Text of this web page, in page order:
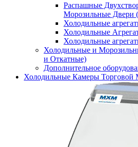
Распашные
Морозильные Двери
Холодильные
Холодильные
Холодильные
Холодильные и
и Откатные)
Дополнительное
Холодильные Камеры